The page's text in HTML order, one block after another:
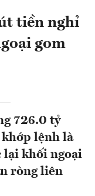
tiền nghỉ
gom
726.0 tỷ
lệnh là
lại khối ngoại
ròng liên